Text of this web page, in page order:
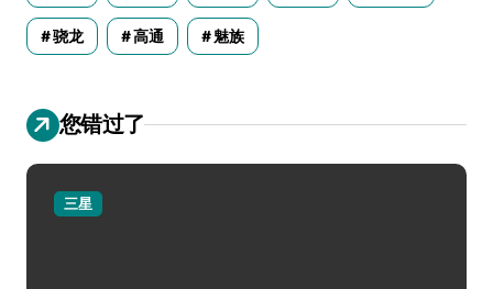
骁龙 高通 魅族
您错过了
三星